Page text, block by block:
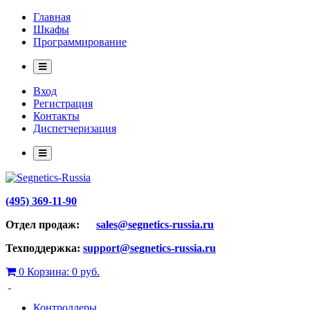
Главная
Шкафы
Программирование
Вход
Регистрация
Контакты
Диспетчеризация
(495) 369-11-90
Отдел продаж: sales@segnetics-russia.ru
Техподдержка: support@segnetics-russia.ru
0 Корзина: 0 руб.
Контроллеры